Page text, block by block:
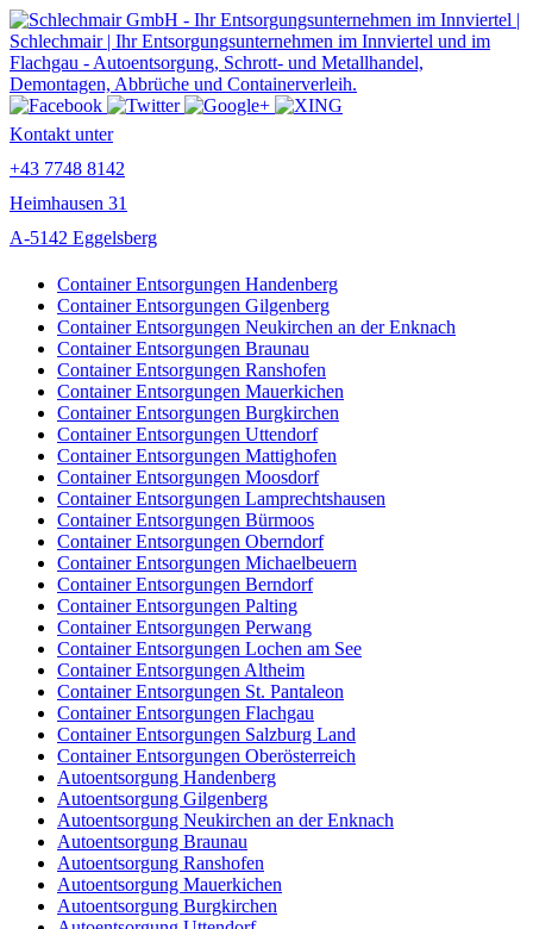
Kontakt unter
+43 7748 8142
Heimhausen 31
A-5142 Eggelsberg
Container Entsorgungen Handenberg
Container Entsorgungen Gilgenberg
Container Entsorgungen Neukirchen an der Enknach
Container Entsorgungen Braunau
Container Entsorgungen Ranshofen
Container Entsorgungen Mauerkichen
Container Entsorgungen Burgkirchen
Container Entsorgungen Uttendorf
Container Entsorgungen Mattighofen
Container Entsorgungen Moosdorf
Container Entsorgungen Lamprechtshausen
Container Entsorgungen Bürmoos
Container Entsorgungen Oberndorf
Container Entsorgungen Michaelbeuern
Container Entsorgungen Berndorf
Container Entsorgungen Palting
Container Entsorgungen Perwang
Container Entsorgungen Lochen am See
Container Entsorgungen Altheim
Container Entsorgungen St. Pantaleon
Container Entsorgungen Flachgau
Container Entsorgungen Salzburg Land
Container Entsorgungen Oberösterreich
Autoentsorgung Handenberg
Autoentsorgung Gilgenberg
Autoentsorgung Neukirchen an der Enknach
Autoentsorgung Braunau
Autoentsorgung Ranshofen
Autoentsorgung Mauerkichen
Autoentsorgung Burgkirchen